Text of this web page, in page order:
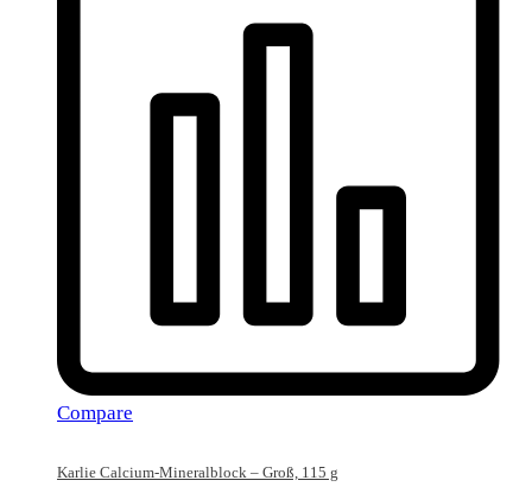
Compare
Karlie Calcium-Mineralblock – Groß, 115 g